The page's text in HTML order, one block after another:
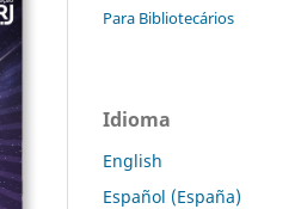
Para Bibliotecários
Idioma
English
Español (España)